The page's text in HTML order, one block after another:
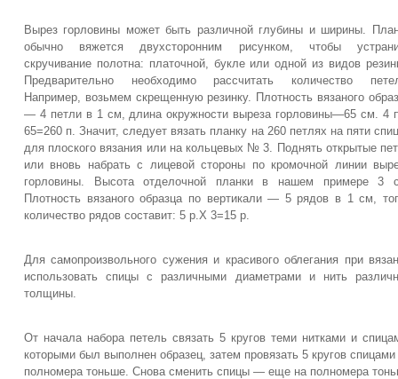
Вырез горловины может быть различной глубины и ширины.
обычно вяжется двухсторонним рисунком, чтобы
скручивание полотна: платочной, букле или одной из видов
Предварительно необходимо рассчитать количество
Например, возьмем скрещенную резинку. Плотность вязаного
— 4 петли в 1 см, длина окружности выреза горловины—65 см. 4
65=260 п. Значит, следует вязать планку на 260 петлях на пяти
для плоского вязания или на кольцевых № 3. Поднять открытые
или вновь набрать с лицевой стороны по кромочной линии
горловины. Высота отделочной планки в нашем примере 3
Плотность вязаного образца по вертикали — 5 рядов в 1 см,
количество рядов составит: 5 р.Х 3=15 р.
Для самопроизвольного сужения и красивого облегания при
использовать спицы с различными диаметрами и нить
толщины.
От начала набора петель связать 5 кругов теми нитками и
которыми был выполнен образец, затем провязать 5 кругов спицами
полномера тоньше. Снова сменить спицы — еще на полномера